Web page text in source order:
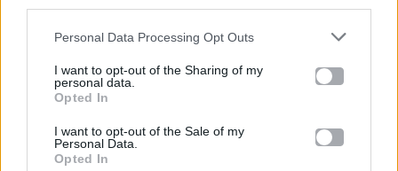
This information may also be disclosed by us to third parties
disclose it to other third parties.
Please note that this website/app uses one or more Google
services and may gather and store information including but
not limited to your visit or usage behaviour. You may click to
grant or deny consent to Google and its third-party tags to
Personal Data Processing Opt Outs
I want to opt-out of the Sharing of my
personal data.
Opted In
I want to opt-out of the Sale of my
Personal Data.
Opted In
Gossip
Televisione
Programmi TV